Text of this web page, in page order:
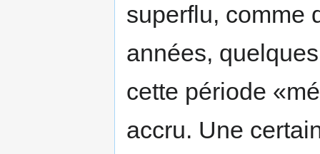
superflu, comme
années,
cette période
accru. Une